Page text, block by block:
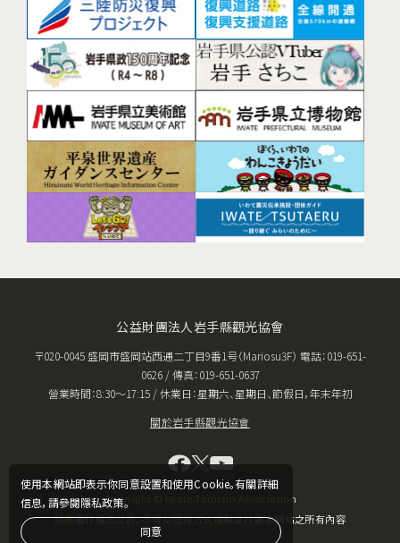
使用本網站即表示你同意設置和使用Cookie。有關詳細
信息，請參閱隱私政策。
同意
公益財團法人岩手縣觀光協會
〒020-0045 盛岡市盛岡站西通二丁目9番1号（Mariosu3F） 電話：019-651-
0626 / 傳真：019-651-0637
營業時間：8:30〜17:15 / 休業日：星期六、星期日、節假日，年末年初
關於岩手縣觀光協會
Copyright © Iwate Tourism Association
除非著作權法允許，不得以任何方式複製或抄襲本網站之所有內容